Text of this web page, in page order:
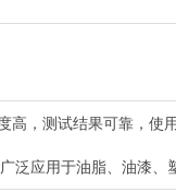
高，测试结果可靠，使
泛应用于油脂、油漆、